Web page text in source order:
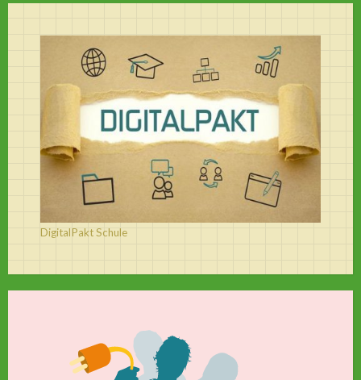
DigitalPakt Schule